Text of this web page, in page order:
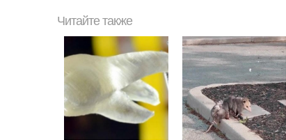
Читайте также